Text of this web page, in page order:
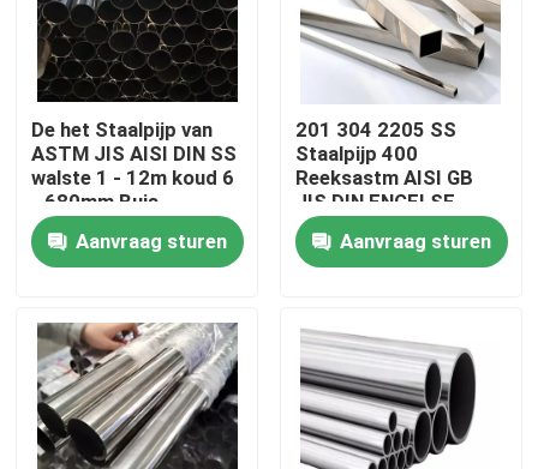
Kwaliteitscontrole
Contacteer ons
Verzoek om een Citaat
de plaat van het roestvrij staalmetaal
Het Blad van de Koolstofstaalplaat
De het Staalpijp van
ASTM JIS AISI DIN SS
walste 1 - 12m koud 6
- 680mm Buis
Aanvraag sturen
201 304 2205 SS
Staalpijp 400
Reeksastm AISI GB
JIS DIN ENGELSE
Roestvrije Buis 3mm
Aanvraag sturen